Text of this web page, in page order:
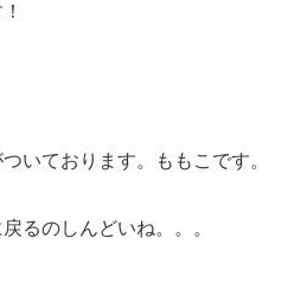
いております。ももこです。
るのしんどいね。。。